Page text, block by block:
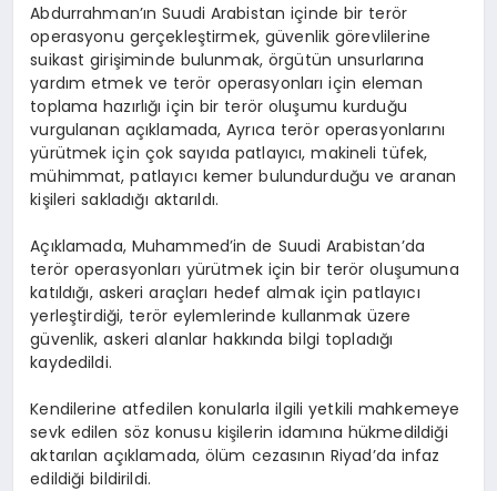
Abdurrahman’ın Suudi Arabistan içinde bir terör
operasyonu gerçekleştirmek, güvenlik görevlilerine
suikast girişiminde bulunmak, örgütün unsurlarına
yardım etmek ve terör operasyonları için eleman
toplama hazırlığı için bir terör oluşumu kurduğu
vurgulanan açıklamada, Ayrıca terör operasyonlarını
yürütmek için çok sayıda patlayıcı, makineli tüfek,
mühimmat, patlayıcı kemer bulundurduğu ve aranan
kişileri sakladığı aktarıldı.
Açıklamada, Muhammed’in de Suudi Arabistan’da
terör operasyonları yürütmek için bir terör oluşumuna
katıldığı, askeri araçları hedef almak için patlayıcı
yerleştirdiği, terör eylemlerinde kullanmak üzere
güvenlik, askeri alanlar hakkında bilgi topladığı
kaydedildi.
Kendilerine atfedilen konularla ilgili yetkili mahkemeye
sevk edilen söz konusu kişilerin idamına hükmedildiği
aktarılan açıklamada, ölüm cezasının Riyad’da infaz
edildiği bildirildi.